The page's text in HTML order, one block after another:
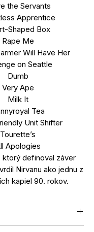
the Servants
Apprentice
Shaped Box
Rape Me
Will Have Her
on Seattle
Dumb
Very Ape
Milk It
Tea
Unit Shifter
Tourette’s
Apologies
ktorý definoval záver
Nirvanu ako jednu z
kapiel 90. rokov.